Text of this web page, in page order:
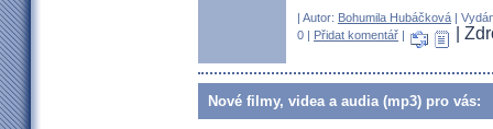
| Autor: Bohumila Hubáčková |
0 | Přidat komentář | |
Nové filmy, videa a audia (mp3) pro vás: